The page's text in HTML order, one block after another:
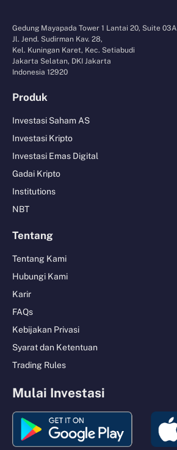
Gedung Mayapada Tower 1 Lantai 20, Suite 03A
Jl. Jend. Sudirman Kav. 28,
Kel. Kuningan Karet, Kec. Setiabudi
Jakarta Selatan, DKI Jakarta
Indonesia 12920
Produk
Investasi Saham AS
Investasi Kripto
Investasi Emas Digital
Gadai Kripto
Institutions
NBT
Tentang
Tentang Kami
Hubungi Kami
Karir
FAQs
Kebijakan Privasi
Syarat dan Ketentuan
Trading Rules
Mulai Investasi